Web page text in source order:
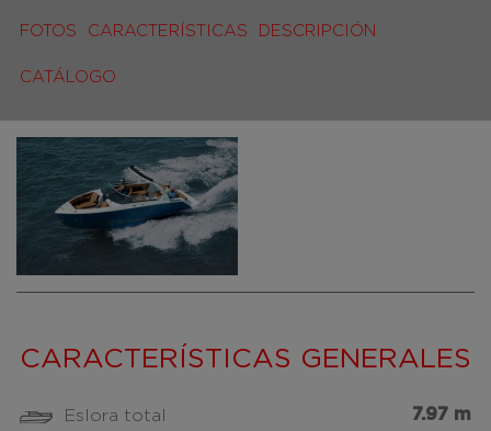
FOTOS CARACTERÍSTICAS DESCRIPCIÓN
CATÁLOGO
CARACTERÍSTICAS GENERALES
Eslora total 7.97 m